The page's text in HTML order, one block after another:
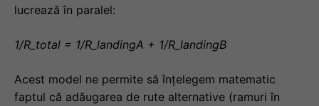
lucrează în paralel:
1/R_total = 1/R_landingA + 1/R_landingB
Acest model ne permite să înțelegem matematic
faptul că adăugarea de rute alternative (ramuri în